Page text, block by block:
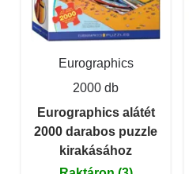
Eurographics
2000 db
Eurographics alátét
2000 darabos puzzle
kirakásához